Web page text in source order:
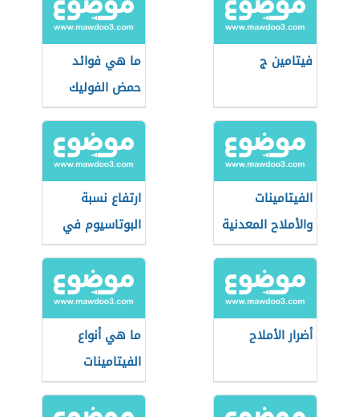
فيتامين ج
ما هي فوائد
حمض الفوليك
الفيتامينات
والأملاح المعدنية
ارتفاع نسبة
البوتاسيوم في
الدم
أضرار الأملاح
ما هي أنواع
الفيتامينات